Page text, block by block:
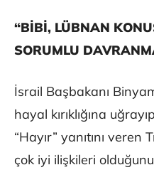
“BİBİ, LÜBNAN
SORUMLU
İsrail Başbakanı
hayal kırıklığına
“Hayır” yanıtını
çok iyi ilişkileri